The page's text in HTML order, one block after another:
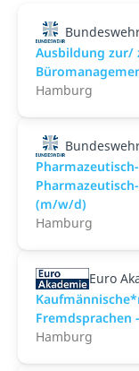
Ausbildung zur/
Hamburg
(m/w/d)
Hamburg
Euro
Fremdsprachen
Hamburg